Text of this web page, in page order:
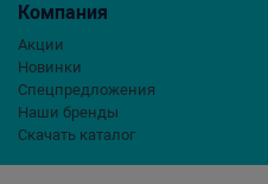
Компания
Акции
Новинки
Спецпредложения
Наши бренды
Скачать каталог